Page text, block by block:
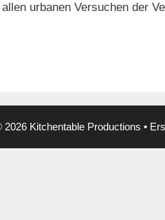
urbanen Versuchen der
2026 Kitchentable Productions •